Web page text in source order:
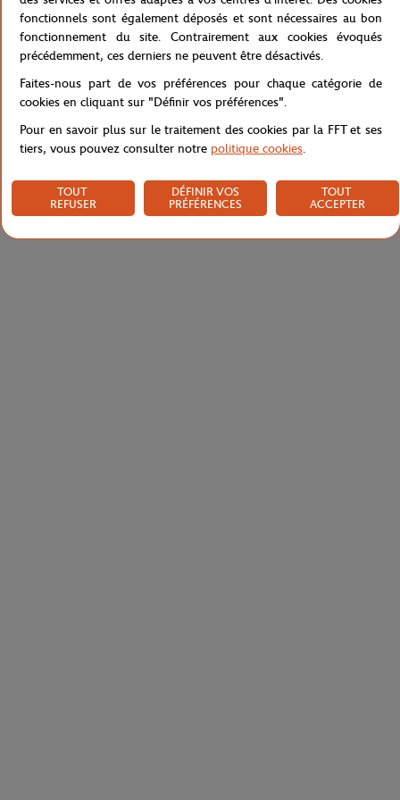
Référence :RPUM0122-MAR
Caractéristiques
Livraison et retours
fonctionnels sont également déposés et sont nécessaires au bon
fonctionnement du site. Contrairement aux cookies évoqués
précédemment, ces derniers ne peuvent être désactivés.
Faites-nous part de vos préférences pour chaque catégorie de
cookies en cliquant sur "Définir vos préférences".
Pour en savoir plus sur le traitement des cookies par la FFT et ses
tiers, vous pouvez consulter notre politique cookies.
TOUT
REFUSER
DÉFINIR VOS
PRÉFÉRENCES
TOUT
ACCEPTER